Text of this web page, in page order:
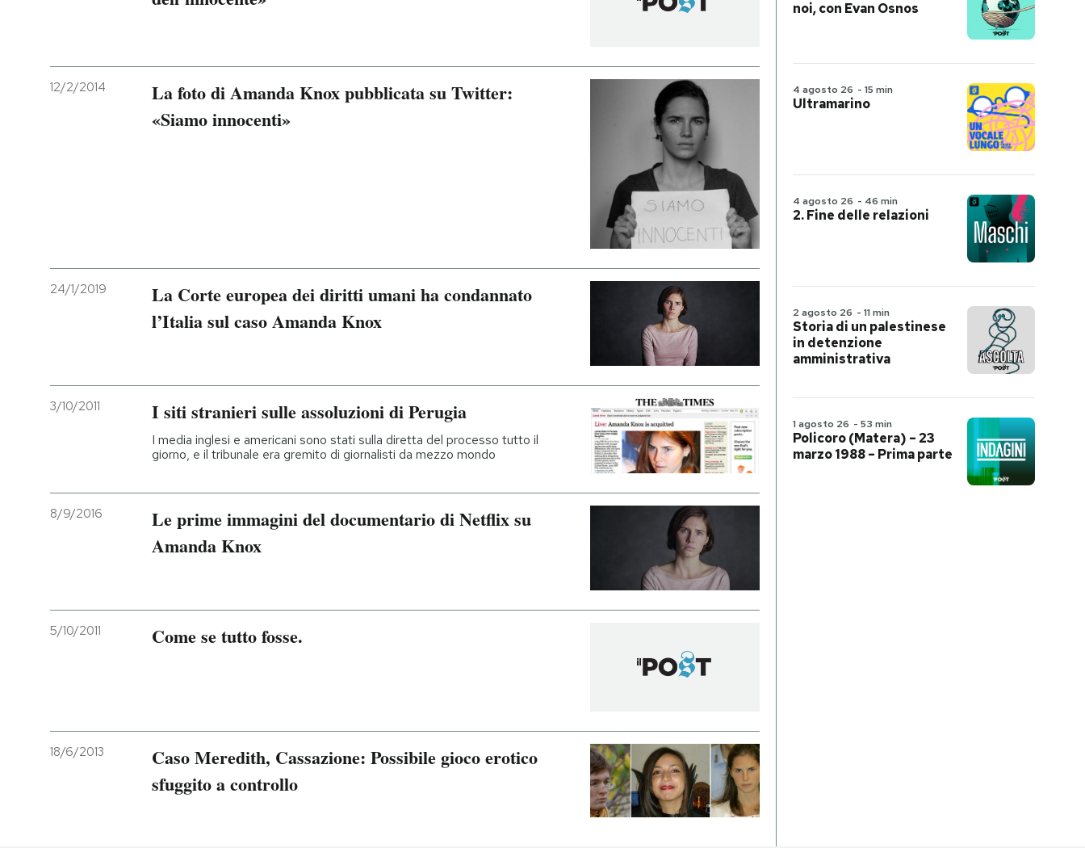
12/2/2014
La foto di Amanda Knox pubblicata su Twitter:
«Siamo innocenti»
24/1/2019
La Corte europea dei diritti umani ha condannato
l’Italia sul caso Amanda Knox
3/10/2011 I siti stranieri sulle assoluzioni di Perugia
I media inglesi e americani sono stati sulla diretta del processo tutto il
giorno, e il tribunale era gremito di giornalisti da mezzo mondo
8/9/2016
Le prime immagini del documentario di Netflix su
Amanda Knox
5/10/2011 Come se tutto fosse.
18/6/2013
Caso Meredith, Cassazione: Possibile gioco erotico
sfuggito a controllo
noi, con Evan Osnos
4 agosto 26 - 15 min
Ultramarino
4 agosto 26 - 46 min
2. Fine delle relazioni
2 agosto 26 - 11 min
Storia di un palestinese
in detenzione
amministrativa
1 agosto 26 - 53 min
Policoro (Matera) – 23
marzo 1988 – Prima parte